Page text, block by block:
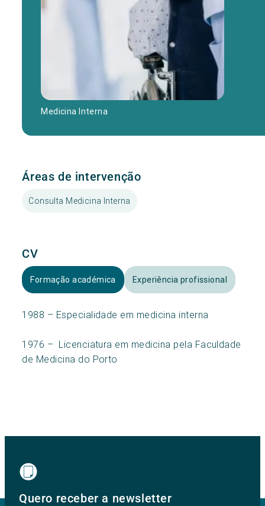
Medicina Interna
Áreas de intervenção
Consulta Medicina Interna
CV
Formação académica Experiência profissional
1988 – Especialidade em medicina interna
1976 – Licenciatura em medicina pela Faculdade
de Medicina do Porto
Quero receber a newsletter